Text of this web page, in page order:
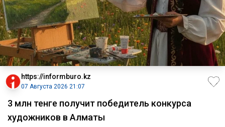
https://informburo.kz
07 Августа 2026 21:07
3 млн тенге получит победитель конкурса
художников в Алматы